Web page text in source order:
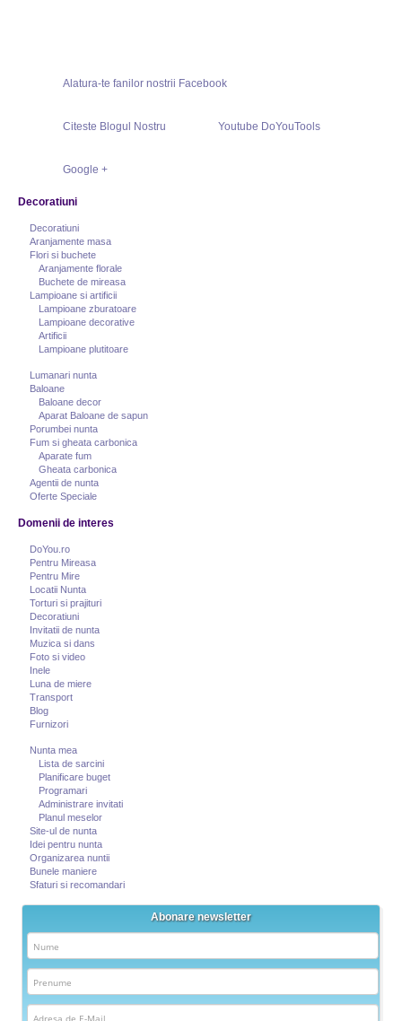
Alatura-te fanilor nostrii Facebook
Citeste Blogul Nostru Youtube DoYouTools
Google +
Decoratiuni
Decoratiuni
Aranjamente masa
Flori si buchete
Aranjamente florale
Buchete de mireasa
Lampioane si artificii
Lampioane zburatoare
Lampioane decorative
Artificii
Lampioane plutitoare
Lumanari nunta
Baloane
Baloane decor
Aparat Baloane de sapun
Porumbei nunta
Fum si gheata carbonica
Aparate fum
Gheata carbonica
Agentii de nunta
Oferte Speciale
Domenii de interes
DoYou.ro
Pentru Mireasa
Pentru Mire
Locatii Nunta
Torturi si prajituri
Decoratiuni
Invitatii de nunta
Muzica si dans
Foto si video
Inele
Luna de miere
Transport
Blog
Furnizori
Nunta mea
Lista de sarcini
Planificare buget
Programari
Administrare invitati
Planul meselor
Site-ul de nunta
Idei pentru nunta
Organizarea nuntii
Bunele maniere
Sfaturi si recomandari
Abonare newsletter